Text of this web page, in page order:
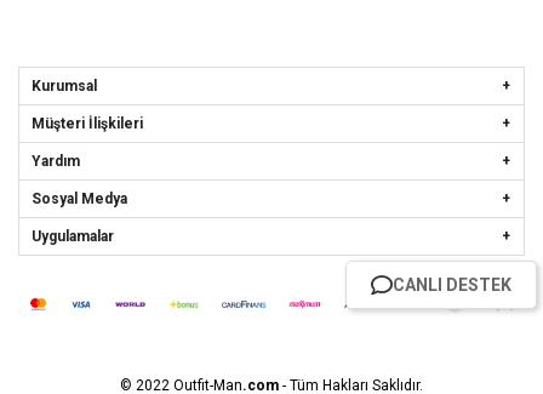
Kurumsal
Müşteri İlişkileri
Yardım
Sosyal Medya
Uygulamalar
© 2022 Outfit-Man.com - Tüm Hakları Saklıdır.
CANLI DESTEK